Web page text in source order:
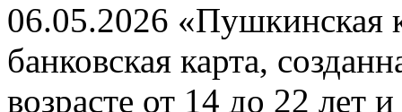
06.05.2026 «Пушкинская
банковская карта,
возрасте от 14 до 22 лет